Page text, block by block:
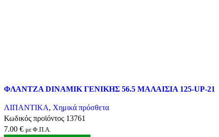
Quick view
ΦΛΑΝΤΖΑ DINAMIK ΓΕΝΙΚΗΣ 56.5 ΜΑΛΑΙΣΙΑ 125-UP-215
ΛΙΠΑΝΤΙΚΑ, Χημικά πρόσθετα
Κωδικός προϊόντος 13761
7.00 € με Φ.Π.Α.